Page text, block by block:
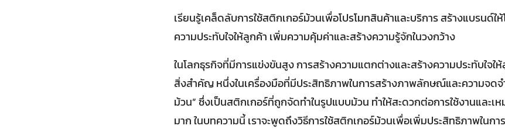
เรียนรู้เคล็ดลับการใช้สติกเกอร์ม้วนเพื่อโปรโมทสินค้าและบริการ สร้างแบรนด์
ความประทับใจให้ลูกค้า เพิ่มความคุ้มค่าและสร้างความรู้จักในวงกว้าง
ในโลกธุรกิจที่มีการแข่งขันสูง การสร้างความแตกต่างและสร้างความประทับใจใ
สิ่งสำคัญ หนึ่งในเครื่องมือที่มีประสิทธิภาพในการสร้างภาพลักษณ์และความจด
ม้วน” ซึ่งเป็นสติกเกอร์ที่ถูกจัดทำในรูปแบบม้วน ทำให้สะดวกต่อการใช้งานและเ
มาก ในบทความนี้ เราจะพูดถึงวิธีการใช้สติกเกอร์ม้วนเพื่อเพิ่มประสิทธิภาพใน